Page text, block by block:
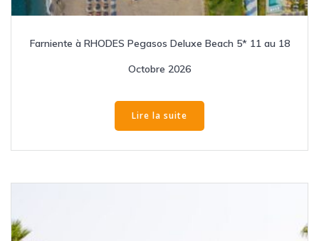
Farniente à RHODES Pegasos Deluxe Beach 5* 11 au 18
Octobre 2026
Lire la suite